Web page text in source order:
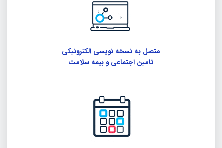
متصل به نسخه نویسی الکترونیکی
تامین اجتماعی و بیمه سلامت